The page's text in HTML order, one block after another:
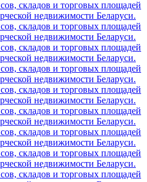
складов и торговых площадей
недвижимости Беларуси.
складов и торговых площадей
недвижимости Беларуси.
складов и торговых площадей
недвижимости Беларуси.
складов и торговых площадей
недвижимости Беларуси.
складов и торговых площадей
недвижимости Беларуси.
складов и торговых площадей
недвижимости Беларуси.
складов и торговых площадей
недвижимости Беларуси.
складов и торговых площадей
недвижимости Беларуси.
складов и торговых площадей